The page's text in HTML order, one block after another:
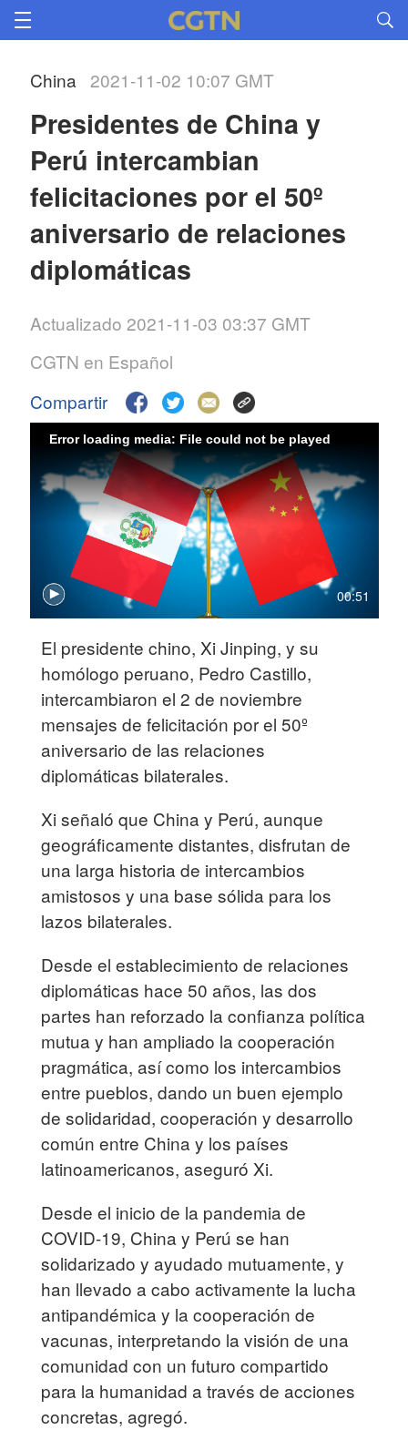
China 2021-11-02 10:07 GMT
Presidentes de China y
Perú intercambian
felicitaciones por el 50º
aniversario de relaciones
diplomáticas
Actualizado 2021-11-03 03:37 GMT
CGTN en Español
Compartir
Error loading media: File could not be played
00:51
El presidente chino, Xi Jinping, y su
homólogo peruano, Pedro Castillo,
intercambiaron el 2 de noviembre
mensajes de felicitación por el 50º
aniversario de las relaciones
diplomáticas bilaterales.
Xi señaló que China y Perú, aunque
geográficamente distantes, disfrutan de
una larga historia de intercambios
amistosos y una base sólida para los
lazos bilaterales.
Desde el establecimiento de relaciones
diplomáticas hace 50 años, las dos
partes han reforzado la confianza política
mutua y han ampliado la cooperación
pragmática, así como los intercambios
entre pueblos, dando un buen ejemplo
de solidaridad, cooperación y desarrollo
común entre China y los países
latinoamericanos, aseguró Xi.
Desde el inicio de la pandemia de
COVID-19, China y Perú se han
solidarizado y ayudado mutuamente, y
han llevado a cabo activamente la lucha
antipandémica y la cooperación de
vacunas, interpretando la visión de una
comunidad con un futuro compartido
para la humanidad a través de acciones
concretas, agregó.